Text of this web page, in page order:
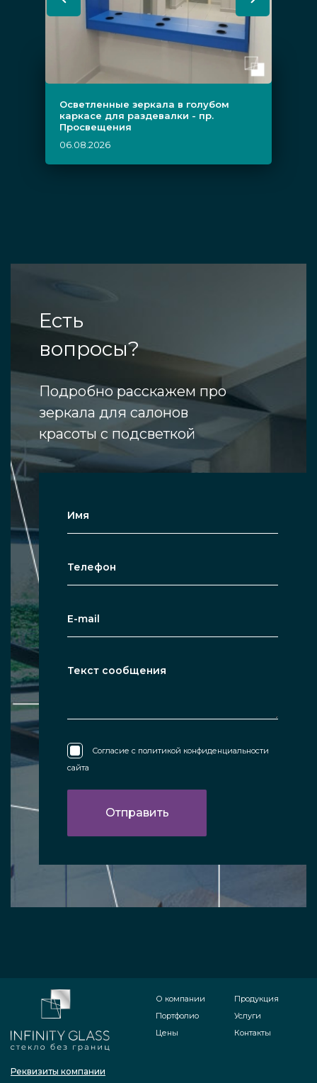
Осветленные зеркала в голубом
каркасе для раздевалки - пр.
Просвещения
06.08.2026
Есть
вопросы?
Подробно расскажем про
зеркала для салонов
красоты с подсветкой
Согласие с политикой конфиденциальности
сайта
Реквизиты компании
О компании
Портфолио
Цены
Продукция
Услуги
Контакты